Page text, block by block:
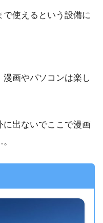
使えるという設備に
画やパソコンは楽し
出ないでここで漫画